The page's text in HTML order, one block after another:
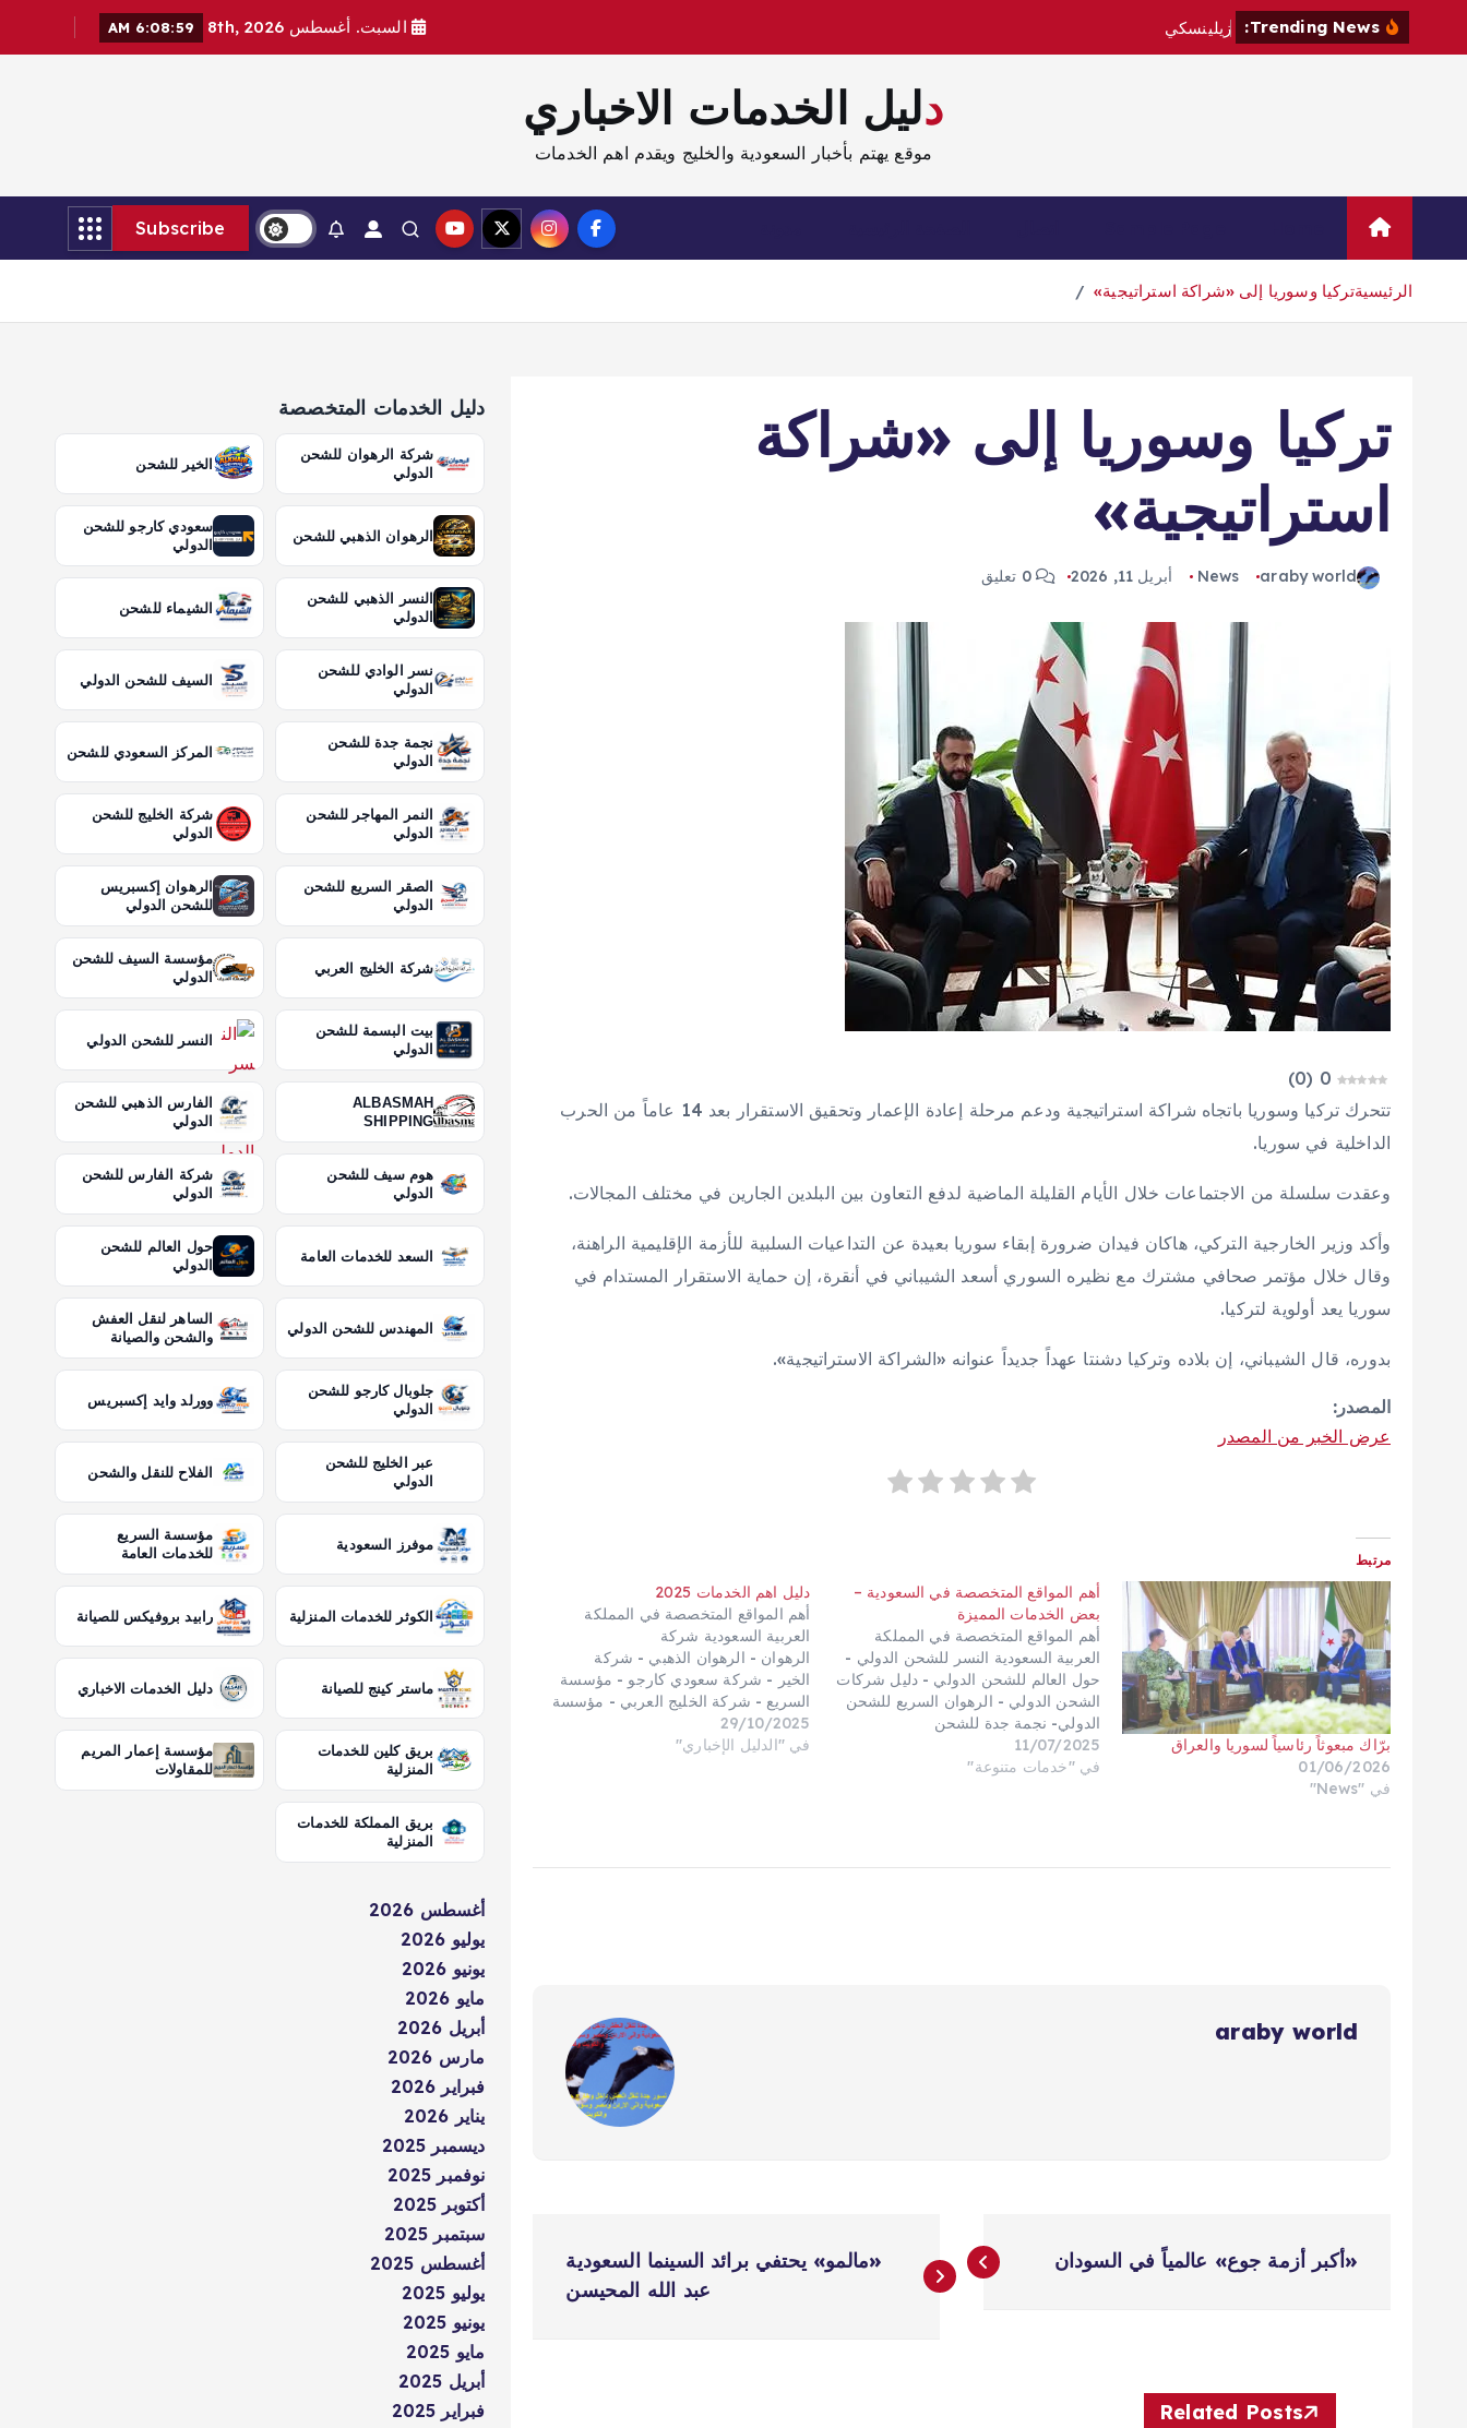
ز يلينسكي السبت. أغسطس 8th, 2026 6:09:00 AM
دليل الخدمات الاخباري
موقع يهتم بأخبار السعودية والخليج ويقدم اهم الخدمات
Subscribe
الرئيسيةتركيا وسوريا إلى «شراكة استراتيجية»
تركيا وسوريا إلى «شراكة
استراتيجية»
araby world
News أبريل 11, 2026 0 تعليق
0
(
0
)
تتحرك تركيا وسوريا باتجاه شراكة استراتيجية ودعم مرحلة إعادة الإعمار وتحقيق الاستقرار بعد 14 عاماً من الحرب
الداخلية في سوريا.
وعقدت سلسلة من الاجتماعات خلال الأيام القليلة الماضية لدفع التعاون بين البلدين الجارين في مختلف المجالات.
وأكد وزير الخارجية التركي، هاكان فيدان ضرورة إبقاء سوريا بعيدة عن التداعيات السلبية للأزمة الإقليمية الراهنة،
وقال خلال مؤتمر صحافي مشترك مع نظيره السوري أسعد الشيباني في أنقرة، إن حماية الاستقرار المستدام في
سوريا يعد أولوية لتركيا.
بدوره، قال الشيباني، إن بلاده وتركيا دشنتا عهداً جديداً عنوانه «الشراكة الاستراتيجية».
المصدر:
عرض الخبر من المصدر
مرتبط
برّاك مبعوثاً رئاسياً لسوريا والعراق
01/06/2026
في "News"
أهم المواقع المتخصصة في السعودية –
بعض الخدمات المميزة
أهم المواقع المتخصصة في المملكة
العربية السعودية النسر للشحن الدولي -
حول العالم للشحن الدولي - دليل شركات
الشحن الدولي - الرهوان السريع للشحن
الدولي- نجمة جدة للشحن
الدولي - المتميز للشحن الدولي - فارس
المملكة للشحن الدولي - وورلد وايد
11/07/2025
في "خدمات متنوعة"
دليل اهم الخدمات 2025
أهم المواقع المتخصصة في المملكة
العربية السعودية شركة
الرهوان - الرهوان الذهبي - شركة
الخير - شركة سعودي كارجو - مؤسسة
السريع - شركة الخليج العربي - مؤسسة
السيف للشحن الدولي - معبر الخليج
للشحن - نسر الوادي للشحن
29/10/2025
في "الدليل الإخباري"
araby world
«أكبر أزمة جوع» عالمياً في السودان
«مالمو» يحتفي برائد السينما السعودية
عبد الله المحيسن
Related Posts
دليل الخدمات المتخصصة
شركة الرهوان للشحن
الدولي
الخير للشحن
الرهوان الذهبي للشحن
سعودي كارجو للشحن
الدولي
النسر الذهبي للشحن
الدولي
الشيماء للشحن
نسر الوادي للشحن
الدولي
السيف للشحن الدولي
نجمة جدة للشحن
الدولي
المركز السعودي للشحن
النمر المهاجر للشحن
الدولي
شركة الخليج للشحن
الدولي
الصقر السريع للشحن
الدولي
الرهوان إكسبريس
للشحن الدولي
شركة الخليج العربي
مؤسسة السيف للشحن
الدولي
بيت البسمة للشحن
الدولي
النسر للشحن الدولي
ALBASMAH
SHIPPING
الفارس الذهبي للشحن
الدولي
هوم سيف للشحن
الدولي
شركة الفارس للشحن
الدولي
السعد للخدمات العامة
حول العالم للشحن
الدولي
المهندس للشحن الدولي
الساهر لنقل العفش
والشحن والصيانة
جلوبال كارجو للشحن
الدولي
وورلد وايد إكسبريس
عبر الخليج للشحن
الدولي
الفلاح للنقل والشحن
موفرز السعودية
مؤسسة السريع
للخدمات العامة
الكوثر للخدمات المنزلية رابيد بروفيكس للصيانة
ماستر كينج للصيانة دليل الخدمات الاخباري
بريق كلين للخدمات
المنزلية
مؤسسة إعمار المريم
للمقاولات
بريق المملكة للخدمات
المنزلية
أغسطس 2026
يوليو 2026
يونيو 2026
مايو 2026
أبريل 2026
مارس 2026
فبراير 2026
يناير 2026
ديسمبر 2025
نوفمبر 2025
أكتوبر 2025
سبتمبر 2025
أغسطس 2025
يوليو 2025
يونيو 2025
مايو 2025
أبريل 2025
فبراير 2025